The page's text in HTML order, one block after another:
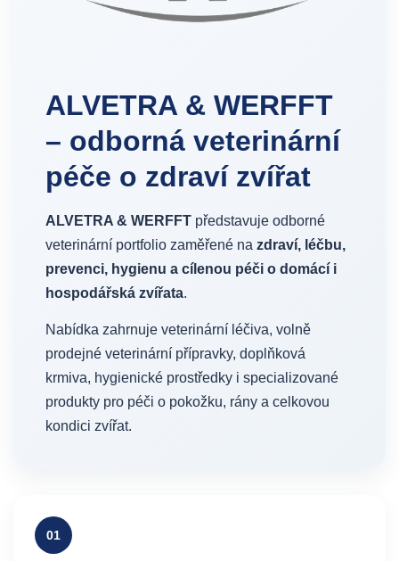
ALVETRA & WERFFT
– odborná veterinární
péče o zdraví zvířat
ALVETRA & WERFFT představuje odborné
veterinární portfolio zaměřené na zdraví, léčbu,
prevenci, hygienu a cílenou péči o domácí i
hospodářská zvířata.
Nabídka zahrnuje veterinární léčiva, volně
prodejné veterinární přípravky, doplňková
krmiva, hygienické prostředky i specializované
produkty pro péči o pokožku, rány a celkovou
kondici zvířat.
01